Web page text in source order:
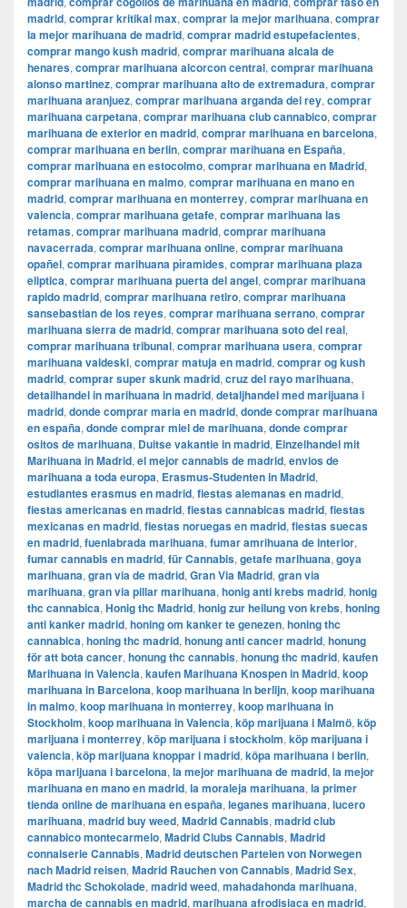
madrid, comprar kritikal max, comprar la mejor marihuana, comprar
la mejor marihuana de madrid, comprar madrid estupefacientes,
comprar mango kush madrid, comprar marihuana alcala de
henares, comprar marihuana alcorcon central, comprar marihuana
alonso martinez, comprar marihuana alto de extremadura, comprar
marihuana aranjuez, comprar marihuana arganda del rey, comprar
marihuana carpetana, comprar marihuana club cannabico, comprar
marihuana de exterior en madrid, comprar marihuana en barcelona,
comprar marihuana en berlin, comprar marihuana en España,
comprar marihuana en estocolmo, comprar marihuana en Madrid,
comprar marihuana en malmo, comprar marihuana en mano en
madrid, comprar marihuana en monterrey, comprar marihuana en
valencia, comprar marihuana getafe, comprar marihuana las
retamas, comprar marihuana madrid, comprar marihuana
navacerrada, comprar marihuana online, comprar marihuana
opañel, comprar marihuana pìramides, comprar marihuana plaza
eliptica, comprar marihuana puerta del angel, comprar marihuana
rapido madrid, comprar marihuana retiro, comprar marihuana
sansebastian de los reyes, comprar marihuana serrano, comprar
marihuana sierra de madrid, comprar marihuana soto del real,
comprar marihuana tribunal, comprar marihuana usera, comprar
marihuana valdeski, comprar matuja en madrid, comprar og kush
madrid, comprar super skunk madrid, cruz del rayo marihuana,
detailhandel in marihuana in madrid, detaljhandel med marijuana i
madrid, donde comprar maria en madrid, donde comprar marihuana
en españa, donde comprar miel de marihuana, donde comprar
ositos de marihuana, Duitse vakantie in madrid, Einzelhandel mit
Marihuana in Madrid, el mejor cannabis de madrid, envios de
marihuana a toda europa, Erasmus-Studenten in Madrid,
estudiantes erasmus en madrid, fiestas alemanas en madrid,
fiestas americanas en madrid, fiestas cannabicas madrid, fiestas
mexicanas en madrid, fiestas noruegas en madrid, fiestas suecas
en madrid, fuenlabrada marihuana, fumar amrihuana de interior,
fumar cannabis en madrid, für Cannabis, getafe marihuana, goya
marihuana, gran via de madrid, ​​Gran Via Madrid, gran via
marihuana, gran via pillar marihuana, honig anti krebs madrid, honig
thc cannabica, Honig thc Madrid, honig zur heilung von krebs, honing
anti kanker madrid, honing om kanker te genezen, honing thc
cannabica, honing thc madrid, honung anti cancer madrid, honung
för att bota cancer, honung thc cannabis, honung thc madrid, kaufen
Marihuana in Valencia, kaufen Marihuana Knospen in Madrid, koop
marihuana in Barcelona, koop marihuana in berlijn, koop marihuana
in malmo, koop marihuana in monterrey, koop marihuana in
Stockholm, ​​koop marihuana in Valencia, köp marijuana i Malmö, köp
marijuana i monterrey, köp marijuana i stockholm, ​​köp marijuana i
valencia, köp marijuana knoppar i madrid, köpa marihuana i berlin,
köpa marijuana i barcelona, la mejor marihuana de madrid, la mejor
marihuana en mano en madrid, la moraleja marihuana, la primer
tienda online de marihuana en españa, leganes marihuana, lucero
marihuana, madrid buy weed, Madrid Cannabis, madrid club
cannabico montecarmelo, Madrid Clubs Cannabis, Madrid
connaiserie Cannabis, Madrid deutschen Parteien von Norwegen
nach Madrid reisen, Madrid Rauchen von Cannabis, Madrid Sex,
Madrid thc Schokolade, madrid weed, mahadahonda marihuana,
marcha de cannabis en madrid, marihuana afrodisiaca en madrid,